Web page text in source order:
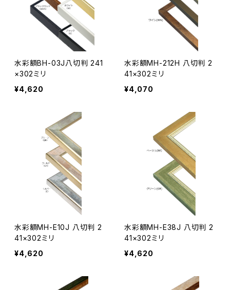
水彩額BH-03J八切判 241
×302ミリ
¥4,620
水彩額MH-212H 八切判 2
41×302ミリ
¥4,070
水彩額MH-E10J 八切判 2
41×302ミリ
¥4,620
水彩額MH-E38J 八切判 2
41×302ミリ
¥4,620